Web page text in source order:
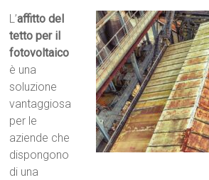
L’affitto del
tetto per il
fotovoltaico
è una
soluzione
vantaggiosa
per le
aziende che
dispongono
di una